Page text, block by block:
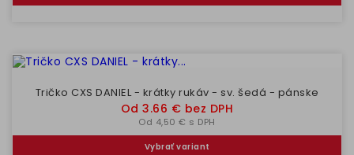
Tričko CXS DANIEL - krátky rukáv - sv. šedá - pánske
Cena
Od 3.66 € bez DPH
Od 4,50 € s DPH
Vybrať variant